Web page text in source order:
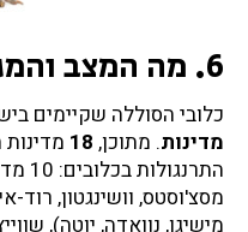
6. מה המצב והמגמות בשאר העולם?
כלובי הסוללה שקיימים
מדינות. מתוכן, 18
מסצ'וסטס, וושינגטון, רוד-
מישיגן, נוואדה, יוטה),